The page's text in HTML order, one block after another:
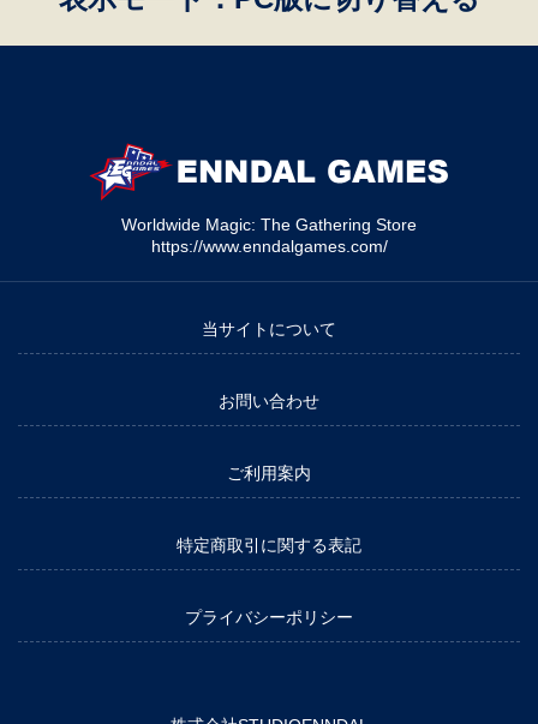
Worldwide Magic: The Gathering Store
https://www.enndalgames.com/
当サイトについて
お問い合わせ
ご利用案内
特定商取引に関する表記
プライバシーポリシー